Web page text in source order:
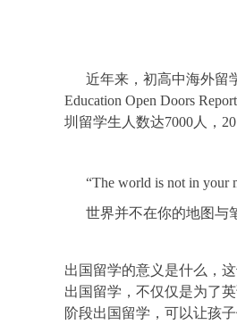
近年来，初高中海外留
Education Open Doors
圳留学生人数达7000人，
“The world is not in your
世界并不在你的地图与
出国留学的意义是什么，
出国留学，不仅仅是为了
阶段出国留学，可以让孩